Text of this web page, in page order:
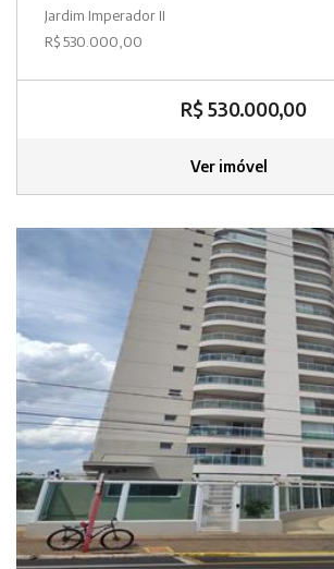
Jardim Imperador II
R$ 530.000,00
R$ 530.000,00
Ver imóvel